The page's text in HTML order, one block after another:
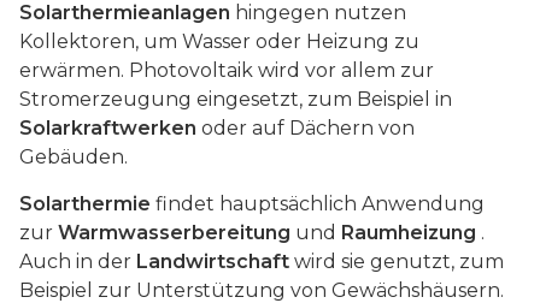
Solarthermieanlagen hingegen nutzen
Kollektoren, um Wasser oder Heizung zu
erwärmen. Photovoltaik wird vor allem zur
Stromerzeugung eingesetzt, zum Beispiel in
Solarkraftwerken oder auf Dächern von
Gebäuden.
Solarthermie findet hauptsächlich Anwendung
zur Warmwasserbereitung und Raumheizung .
Auch in der Landwirtschaft wird sie genutzt, zum
Beispiel zur Unterstützung von Gewächshäusern.